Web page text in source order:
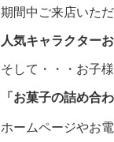
期間中ご来店いただ
人気キャラクター
そして・・・お子
「お菓子の詰め合
ホームページやお